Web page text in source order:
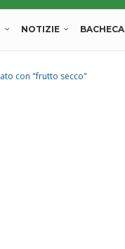
NOTIZIE BACHECA
con "frutto secco"